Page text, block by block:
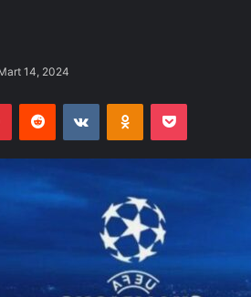
14, 2024
PinterestReddit VKontakteOdnoklassniki
Pocket